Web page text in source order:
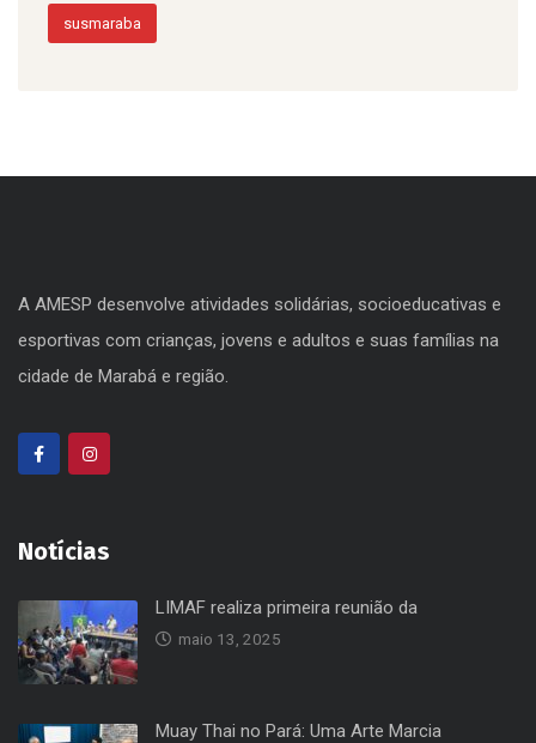
susmaraba
A AMESP desenvolve atividades solidárias, socioeducativas e
esportivas com crianças, jovens e adultos e suas famílias na
cidade de Marabá e região.
Notícias
LIMAF realiza primeira reunião da
maio 13, 2025
Muay Thai no Pará: Uma Arte Marcia